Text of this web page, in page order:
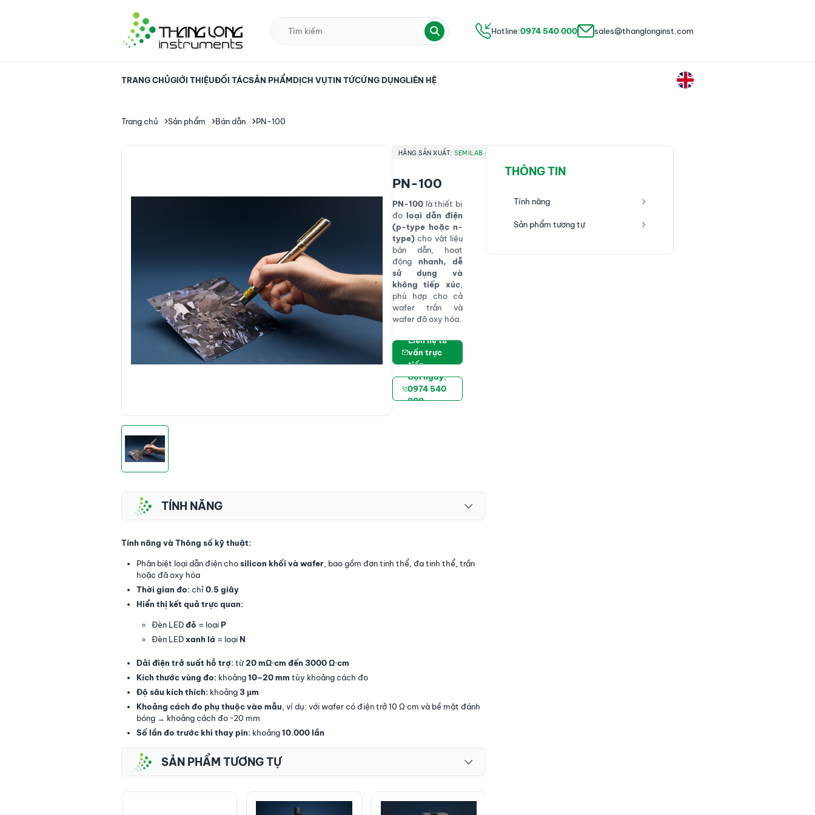
Hotline:0974 540 000 sales@thanglonginst.com
TRANG CHỦGIỚI THIỆUĐỐI TÁCSẢN PHẨMDỊCH VỤTIN TỨCỨNG DỤNGLIÊN HỆ
Trang chủ Sản phẩm Bán dẫn PN-100
HÃNG SẢN XUẤT:SEMILAB - HUNGARY
PN-100
PN-100là thiết bị
đo loại dẫn điện
(p-type hoặc n-
type)cho vật liệu
bán dẫn, hoạt
động nhanh, dễ
sử dụng và
không tiếp xúc
phù hợp cho cả
wafer trần và
wafer đã oxy hóa.
Liên hệ tư
vấn trực
tiếp
Gọi ngay:
0974 540
000
TÍNH NĂNG
Tính năng và Thông số kỹ thuật:
Phân biệt loại dẫn điện chosilicon khối và wafer, bao gồm đơn tinh thể, đa tinh thể, trần
hoặc đã oxy hóa
Thời gian đo:chỉ0.5 giây
Hiển thị kết quả trực quan:
Đèn LEDđỏ = loạiP
Đèn LEDxanh lá = loạiN
Dải điện trở suất hỗ trợ:từ20 mΩ·cm đến 3000 Ω·cm
Kích thước vùng đo:khoảng10–20 mm tùy khoảng cách đo
Độ sâu kích thích:khoảng3 μm
Khoảng cách đo phụ thuộc vào mẫu , ví dụ: với wafer có điện trở 10 Ω·cm và bề mặt đánh
bóng → khoảng cách đo ~20 mm
Số lần đo trước khi thay pin:khoảng10.000 lần
SẢN PHẨM TƯƠNG TỰ
THÔNG TIN
Tính năng
Sản phẩm tương tự